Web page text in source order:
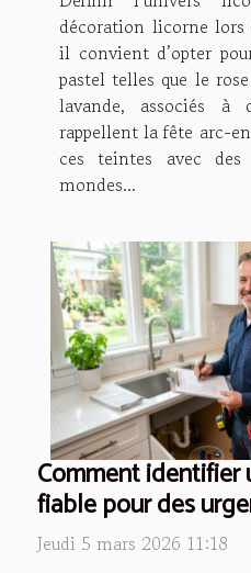
décoration licorne lors
il convient d’opter
pastel telles que le
lavande, associés à
rappellent la fête arc-
ces teintes avec
mondes...
Comment
fiable pour des
Jeudi 5 mars 2026 11:18